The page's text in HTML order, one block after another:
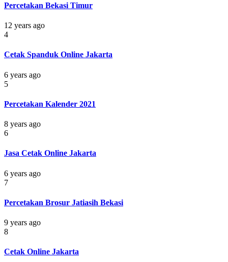
Percetakan Bekasi Timur
12 years ago
4
Cetak Spanduk Online Jakarta
6 years ago
5
Percetakan Kalender 2021
8 years ago
6
Jasa Cetak Online Jakarta
6 years ago
7
Percetakan Brosur Jatiasih Bekasi
9 years ago
8
Cetak Online Jakarta